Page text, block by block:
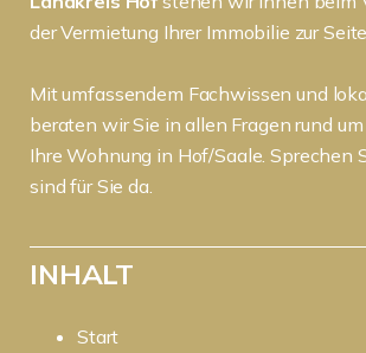
der Vermietung Ihrer Immobilie zur Seite.
Mit umfassendem Fachwissen und
beraten wir Sie in allen Fragen rund
Ihre Wohnung in Hof/Saale. Sprechen
sind für Sie da.
INHALT
Start